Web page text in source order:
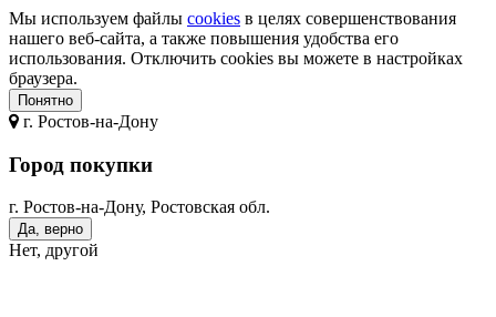
Мы используем файлы cookies в целях совершенствования
нашего веб-сайта, а также повышения удобства его
использования. Отключить cookies вы можете в настройках
браузера.
Понятно
г. Ростов-на-Дону
Город покупки
г. Ростов-на-Дону, Ростовская обл.
Да, верно
Нет, другой